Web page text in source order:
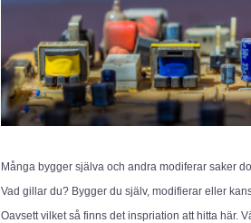
Många bygger själva och andra modiferar saker
Vad gillar du? Bygger du själv, modifierar eller
Oavsett vilket så finns det inspriation att hitta här.